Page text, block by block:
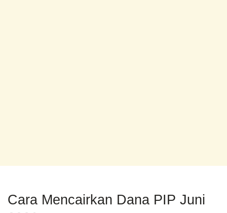
Cara Mencairkan Dana PIP Juni